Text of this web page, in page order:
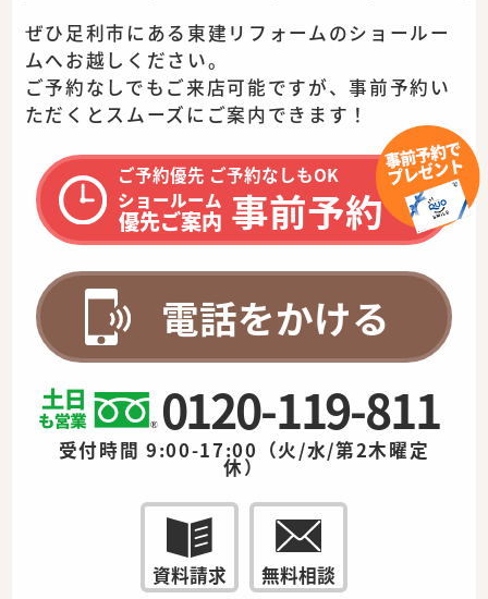
ぜひ足利市にある東建リフォームのショールー
ムへお越しください。
ご予約なしでもご来店可能ですが、事前予約い
ただくとスムーズに ご案内できます！
ご予約優先 ご予約なしもOK
ショールーム
優先ご案内 事前予約
電話をかける
0120-119-811
受付時間 9:00-17:00（火/水/第2木曜定
休）
資料請求 無料相談